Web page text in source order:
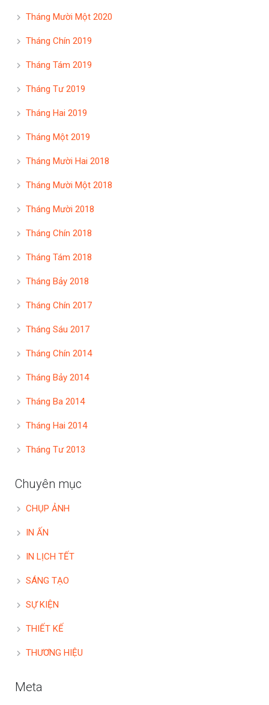
Tháng Mười Một 2020
Tháng Chín 2019
Tháng Tám 2019
Tháng Tư 2019
Tháng Hai 2019
Tháng Một 2019
Tháng Mười Hai 2018
Tháng Mười Một 2018
Tháng Mười 2018
Tháng Chín 2018
Tháng Tám 2018
Tháng Bảy 2018
Tháng Chín 2017
Tháng Sáu 2017
Tháng Chín 2014
Tháng Bảy 2014
Tháng Ba 2014
Tháng Hai 2014
Tháng Tư 2013
Chuyên mục
CHỤP ẢNH
IN ẤN
IN LỊCH TẾT
SÁNG TẠO
SỰ KIỆN
THIẾT KẾ
THƯƠNG HIỆU
Meta